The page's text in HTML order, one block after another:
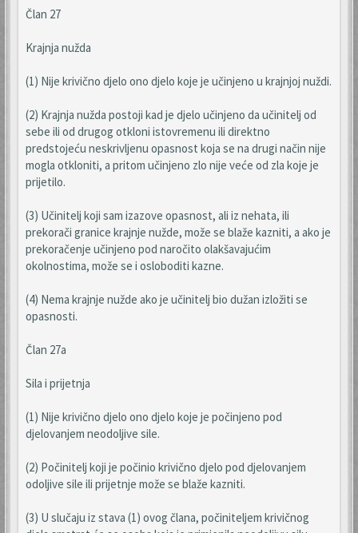
Član 27
Krajnja nužda
(1) Nije krivično djelo ono djelo koje je učinjeno u krajnjoj nuždi.
(2) Krajnja nužda postoji kad je djelo učinjeno da učinitelj od
sebe ili od drugog otkloni istovremenu ili direktno
predstojeću neskrivljenu opasnost koja se na drugi način nije
mogla otkloniti, a pritom učinjeno zlo nije veće od zla koje je
prijetilo.
(3) Učinitelj koji sam izazove opasnost, ali iz nehata, ili
prekorači granice krajnje nužde, može se blaže kazniti, a ako je
prekoračenje učinjeno pod naročito olakšavajućim
okolnostima, može se i osloboditi kazne.
(4) Nema krajnje nužde ako je učinitelj bio dužan izložiti se
opasnosti.
Član 27a
Sila i prijetnja
(1) Nije krivično djelo ono djelo koje je počinjeno pod
djelovanjem neodoljive sile.
(2) Počinitelj koji je počinio krivično djelo pod djelovanjem
odoljive sile ili prijetnje može se blaže kazniti.
(3) U slučaju iz stava (1) ovog člana, počiniteljem krivičnog